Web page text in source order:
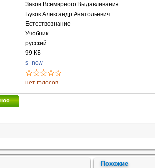
Закон Всемирного Выдавливания
Буков Александр Анатольевич
Естествознание
Учебник
русский
99 КБ
s_now
нет голосов
Похожие